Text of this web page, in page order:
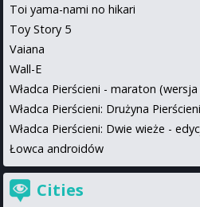
Toi yama-nami no hikari
Toy Story 5
Vaiana
Wall-E
Władca Pierścieni - maraton
Władca Pierścieni: Drużyna
Władca Pierścieni: Dwie wieże -
Łowca androidów
Cities